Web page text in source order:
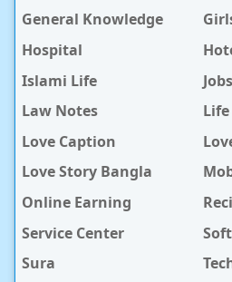
General Knowledge
Hospital
Islami Life
Jobs
Law Notes
Love Caption
Love Story Bangla
Online Earning
Service Center
Sura